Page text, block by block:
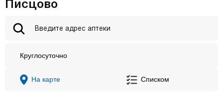
Писцово
Круглосуточно
На карте Списком